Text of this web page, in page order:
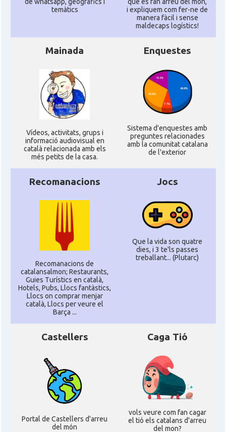
temàtics
i expliquem com fer-ne de
manera fàcil i sense
maldecaps logí­stics!
Mainada
Ví­deos, activitats, grups i
informació audiovisual en
català relacionada amb els
més petits de la casa.
Enquestes
Sistema d'enquestes amb
preguntes relacionades
amb la comunitat catalana
de l'exterior
Recomanacions
Recomanacions de
catalansalmon; Restaurants,
Guies Turístics en català,
Hotels, Pubs, Llocs fantàstics,
Llocs on comprar menjar
català, Llocs per veure el
Barça ...
Jocs
Que la vida son quatre
dies, i 3 te'ls passes
treballant... (Plutarc)
Castellers
Portal de Castellers d'arreu
del món
Caga Tió
vols veure com fan cagar
el tió els catalans d'arreu
del mon?